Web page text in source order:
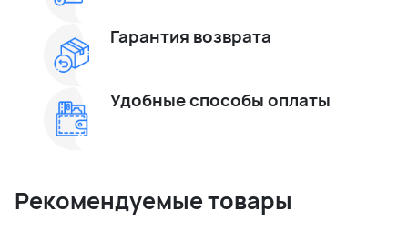
Гарантия возврата
Удобные способы оплаты
Рекомендуемые товары